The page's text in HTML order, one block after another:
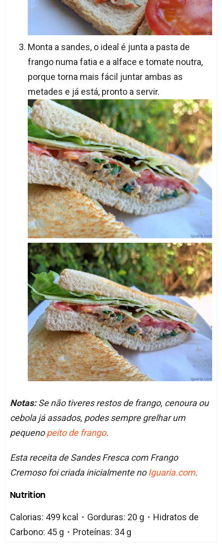
Monta a sandes, o ideal é junta a pasta de
frango numa fatia e a alface e tomate noutra,
porque torna mais fácil juntar ambas as
metades e já está, pronto a servir.
Notas:Se não tiveres restos de frango, cenoura ou
cebola já assados, podes sempre grelhar um
pequenopeito de frango.
Esta receita de Sandes Fresca com Frango
Cremoso foi criada inicialmente noIguaria.com.
Nutrition
Calorias: 499 kcal・Gorduras: 20 g・Hidratos de
Carbono: 45 g・Proteínas: 34 g